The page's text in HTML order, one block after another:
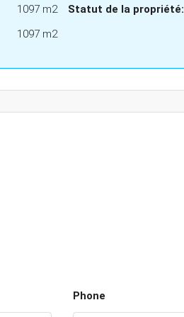
1097 m2
1097 m2
Statut de la propriété:
Phone